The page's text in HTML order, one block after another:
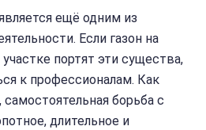
ещё одним из
Если газон на
портят эти существа,
к профессионалам. Как
борьба с
длительное и